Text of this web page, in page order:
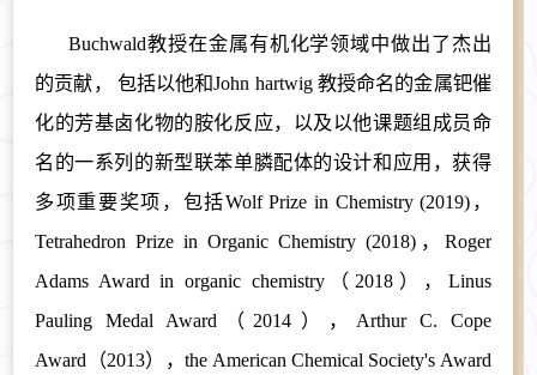
Buchwald教授在金属有机化学领域中做出了杰出
的贡献， 包括以他和John hartwig 教授命名的金属钯催
化的芳基卤化物的胺化反应，以及以他课题组成员命
名的一系列的新型联苯单膦配体的设计和应用，获得
多项重要奖项，包括Wolf Prize in Chemistry (2019) ，
Tetrahedron Prize in Organic Chemistry (2018)， Roger
Adams Award in organic chemistry（2018）
， Linus
Pauling Medal Award（2014），Arthur C. Cope
Award（2013），the American Chemical Society's Award